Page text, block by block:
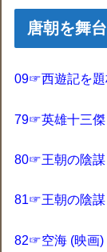
唐朝を舞
09☞西遊記を題
79☞英雄十三傑
80☞王朝の陰謀
81☞王朝の陰謀
82☞空海 (映画)